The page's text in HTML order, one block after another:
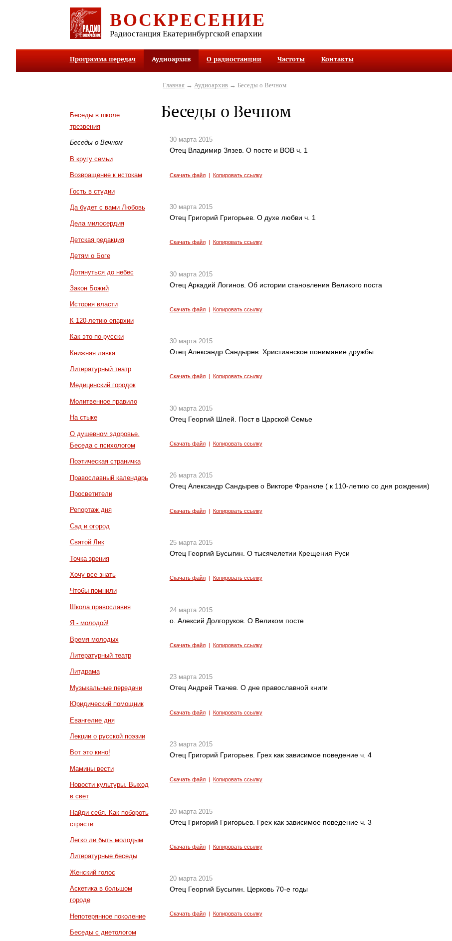
ВОСКРЕСЕНИЕ
Радиостанция Екатеринбургской епархии
Программа передач Аудиоархив О радиостанции Частоты Контакты
Беседы в школе
трезвения
Беседы о Вечном
В кругу семьи
Возвращение к истокам
Гость в студии
Да будет с вами Любовь
Дела милосердия
Детская редакция
Детям о Боге
Дотянуться до небес
Закон Божий
История власти
К 120-летию епархии
Как это по-русски
Книжная лавка
Литературный театр
Медицинский городок
Молитвенное правило
На стыке
О душевном здоровье.
Беседа с психологом
Поэтическая страничка
Православный календарь
Просветители
Репортаж дня
Сад и огород
Святой Лик
Точка зрения
Хочу все знать
Чтобы помнили
Школа православия
Я - молодой!
Время молодых
Литературный театр
Литдрама
Музыкальные передачи
Юридический помощник
Евангелие дня
Лекции о русской поэзии
Вот это кино!
Мамины вести
Новости культуры. Выход
в свет
Найди себя. Как побороть
страсти
Легко ли быть молодым
Литературные беседы
Женский голос
Аскетика в большом
городе
Непотерянное поколение
Беседы с диетологом
Главная → Аудиоархив → Беседы о Вечном
Беседы о Вечном
30 марта 2015
Отец Владимир Зязев. О посте и ВОВ ч. 1
Скачать файл| Копировать ссылку
30 марта 2015
Отец Григорий Григорьев. О духе любви ч. 1
Скачать файл| Копировать ссылку
30 марта 2015
Отец Аркадий Логинов. Об истории становления Великого поста
Скачать файл| Копировать ссылку
30 марта 2015
Отец Александр Сандырев. Христианское понимание дружбы
Скачать файл| Копировать ссылку
30 марта 2015
Отец Георгий Шлей. Пост в Царской Семье
Скачать файл| Копировать ссылку
26 марта 2015
Отец Александр Сандырев о Викторе Франкле ( к 110-летию со дня рождения)
Скачать файл| Копировать ссылку
25 марта 2015
Отец Георгий Бусыгин. О тысячелетии Крещения Руси
Скачать файл| Копировать ссылку
24 марта 2015
о. Алексий Долгоруков. О Великом посте
Скачать файл| Копировать ссылку
23 марта 2015
Отец Андрей Ткачев. О дне православной книги
Скачать файл| Копировать ссылку
23 марта 2015
Отец Григорий Григорьев. Грех как зависимое поведение ч. 4
Скачать файл| Копировать ссылку
20 марта 2015
Отец Григорий Григорьев. Грех как зависимое поведение ч. 3
Скачать файл| Копировать ссылку
20 марта 2015
Отец Георгий Бусыгин. Церковь 70-е годы
Скачать файл| Копировать ссылку